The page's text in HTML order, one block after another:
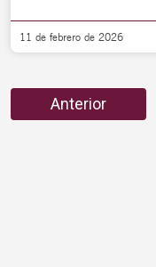
11 de febrero de 2026
Anterior